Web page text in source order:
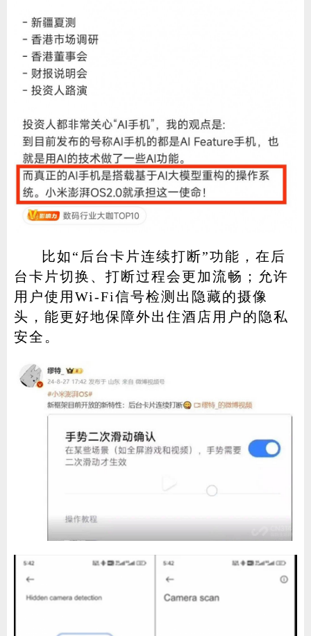
比如“后台卡片连续打断”功能，在后
台卡片切换、打断过程会更加流畅；允许
用户使用Wi-Fi信号检测出隐藏的摄像
头，能更好地保障外出住酒店用户的隐私
安全。